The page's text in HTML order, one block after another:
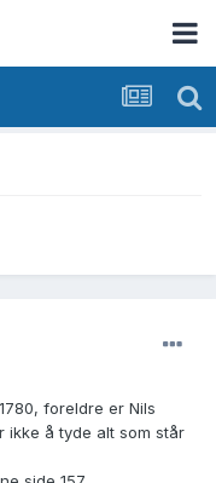
foreldre er Nils
ikke å tyde alt som står